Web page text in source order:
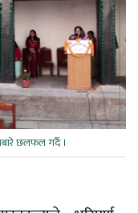
छलफल गर्दै ।